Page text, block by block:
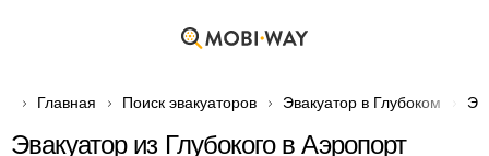
Главная Поиск эвакуаторов Эвакуатор в Глубоком
Эвакуатор из Глубокого в Аэропорт